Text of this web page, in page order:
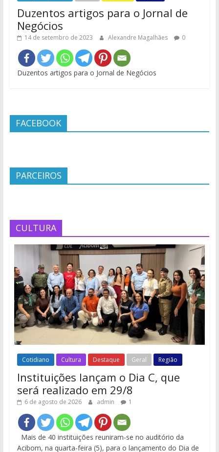
Duzentos artigos para o Jornal de
Negócios
14 de setembro de 2023 Alexandre Magalhães 0
Duzentos artigos para o Jornal de Negócios
FACEBOOK
PARCEIROS
CULTURA
Cotidiano Cultura Destaque Geral Região
Instituições lançam o Dia C, que
será realizado em 29/8
6 de agosto de 2026 admin 1
Mais de 40 instituições reuniram-se no auditório da
Acibom, na quarta-feira (5), para o lançamento do Dia de